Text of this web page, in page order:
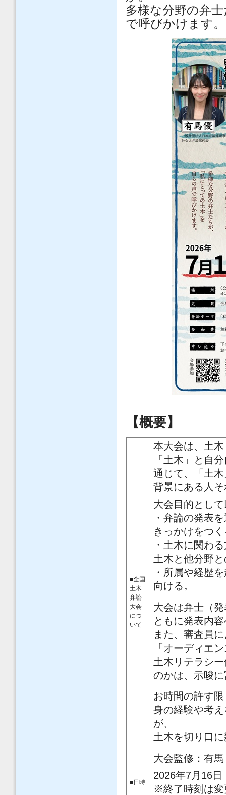
多様な分野の弁
で呼びかけます。
【概要】
■全国
土木
弁論
大会
につ
いて
本大会は、土
「土木」と自
通じて、「土
背景にある人
大会目的とし
・弁論の発表
きっかけをつ
・土木に関わ
土木と他分野
・所属や経歴
向ける。
大会は弁士（
ともに発表内
また、審査員
「オーディエ
土木リテラシ
のかは、示唆
お時間の許す
身の経験や考
が、
土木を切り口
大会監修：有
■日時
2026年7月16
※終了時刻は変